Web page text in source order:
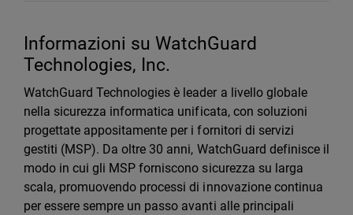
Informazioni su WatchGuard
Technologies, Inc.
WatchGuard Technologies è leader a livello globale
nella sicurezza informatica unificata, con soluzioni
progettate appositamente per i fornitori di servizi
gestiti (MSP). Da oltre 30 anni, WatchGuard definisce il
modo in cui gli MSP forniscono sicurezza su larga
scala, promuovendo processi di innovazione continua
per essere sempre un passo avanti alle principali